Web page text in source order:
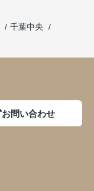
千葉中央
お問い合わせ